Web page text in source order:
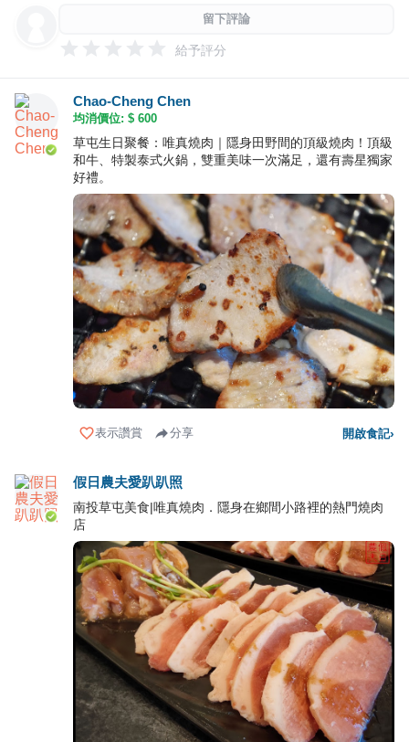
留下評論
給予評分
Chao-Cheng Chen
均消價位: $ 600
草屯生日聚餐：唯真燒肉｜隱身田野間的頂級燒肉！頂級
和牛、特製泰式火鍋，雙重美味一次滿足，還有壽星獨家
好禮。
表示讚賞 分享 開啟食記›
假日農夫愛趴趴照
南投草屯美食|唯真燒肉．隱身在鄉間小路裡的熱門燒肉
店